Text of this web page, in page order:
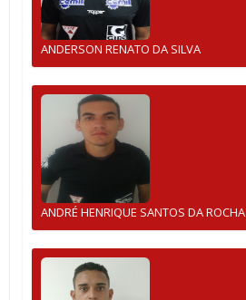
ANDERSON RENATO DA SILVA
ANDRÉ HENRIQUE SANTOS DA ROCHA